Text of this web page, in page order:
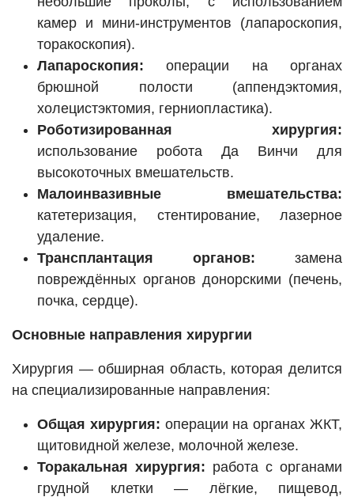
камер и мини-инструментов (лапароскопия,
торакоскопия).
Лапароскопия: операции на органах
брюшной полости (аппендэктомия,
холецистэктомия, герниопластика).
Роботизированная хирургия:
использование робота Да Винчи для
высокоточных вмешательств.
Малоинвазивные вмешательства:
катетеризация, стентирование, лазерное
удаление.
Трансплантация органов: замена
повреждённых органов донорскими (печень,
почка, сердце).
Основные направления хирургии
Хирургия — обширная область, которая делится
на специализированные направления:
Общая хирургия: операции на органах ЖКТ,
щитовидной железе, молочной железе.
Торакальная хирургия: работа с органами
грудной клетки — лёгкие, пищевод,